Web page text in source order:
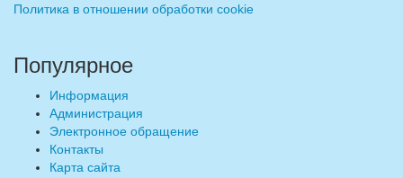
Политика в отношении обработки cookie
Популярное
Информация
Администрация
Электронное обращение
Контакты
Карта сайта